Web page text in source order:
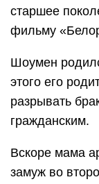
старшее
фильму
Шоумен
этого его
разрывать
гражданским.
Вскоре мама
замуж во